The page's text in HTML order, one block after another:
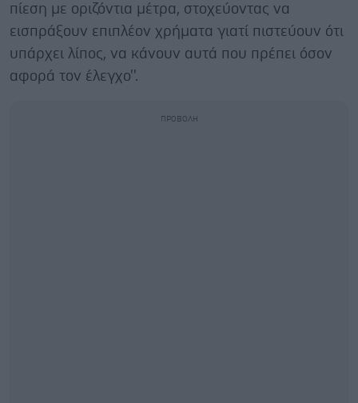
πίεση με οριζόντια μέτρα, στοχεύοντας να
εισπράξουν επιπλέον χρήματα γιατί πιστεύουν ότι
υπάρχει λίπος, να κάνουν αυτά που πρέπει όσον
αφορά τον έλεγχο''.